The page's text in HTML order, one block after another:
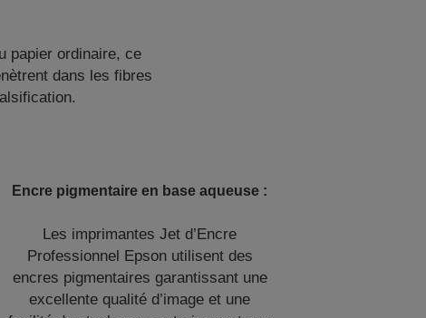
papier ordinaire, ce
dans les fibres
Encre pigmentaire en base aqueuse :
Les imprimantes Jet d’Encre
Professionnel Epson utilisent des
encres pigmentaires garantissant une
excellente qualité d’image et une